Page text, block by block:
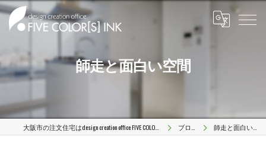
師走と面白い空間
大阪市の注文住宅はdesign creation office FIVE COLOR[S] INK ブログ 師走と面白い空間